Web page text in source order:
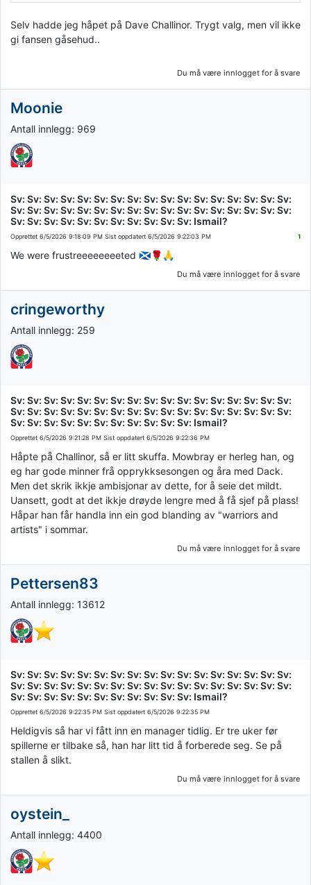
Selv hadde jeg håpet på Dave Challinor. Trygt valg, men vil ikke
gi fansen gåsehud..
Du må være innlogget for å svare
Moonie
Antall innlegg: 969
Sv: Sv: Sv: Sv: Sv: Sv: Sv: Sv: Sv: Sv: Sv: Sv: Sv: Sv: Sv: Sv: Sv:
Sv: Sv: Sv: Sv: Sv: Sv: Sv: Sv: Sv: Sv: Sv: Sv: Sv: Sv: Sv: Sv: Sv:
Sv: Sv: Sv: Sv: Sv: Sv: Sv: Sv: Sv: Sv: Sv: Ismail?
Opprettet 6/5/2026 9:18:09 PM Sist oppdatert 6/5/2026 9:22:03 PM 1
We were frustreeeeeeeeted 🏴󠁧󠁢󠁳󠁣󠁴󠁿🌹🙏
Du må være innlogget for å svare
cringeworthy
Antall innlegg: 259
Sv: Sv: Sv: Sv: Sv: Sv: Sv: Sv: Sv: Sv: Sv: Sv: Sv: Sv: Sv: Sv: Sv:
Sv: Sv: Sv: Sv: Sv: Sv: Sv: Sv: Sv: Sv: Sv: Sv: Sv: Sv: Sv: Sv: Sv:
Sv: Sv: Sv: Sv: Sv: Sv: Sv: Sv: Sv: Sv: Sv: Ismail?
Opprettet 6/5/2026 9:21:28 PM Sist oppdatert 6/5/2026 9:22:36 PM
Håpte på Challinor, så er litt skuffa. Mowbray er herleg han, og
eg har gode minner frå opprykksesongen og åra med Dack.
Men det skrik ikkje ambisjonar av dette, for å seie det mildt.
Uansett, godt at det ikkje drøyde lengre med å få sjef på plass!
Håpar han får handla inn ein god blanding av "warriors and
artists" i sommar.
Du må være innlogget for å svare
Pettersen83
Antall innlegg: 13612
Sv: Sv: Sv: Sv: Sv: Sv: Sv: Sv: Sv: Sv: Sv: Sv: Sv: Sv: Sv: Sv: Sv:
Sv: Sv: Sv: Sv: Sv: Sv: Sv: Sv: Sv: Sv: Sv: Sv: Sv: Sv: Sv: Sv: Sv:
Sv: Sv: Sv: Sv: Sv: Sv: Sv: Sv: Sv: Sv: Sv: Ismail?
Opprettet 6/5/2026 9:22:35 PM Sist oppdatert 6/5/2026 9:22:35 PM
Heldigvis så har vi fått inn en manager tidlig. Er tre uker før
spillerne er tilbake så, han har litt tid å forberede seg. Se på
stallen å slikt.
Du må være innlogget for å svare
oystein_
Antall innlegg: 4400